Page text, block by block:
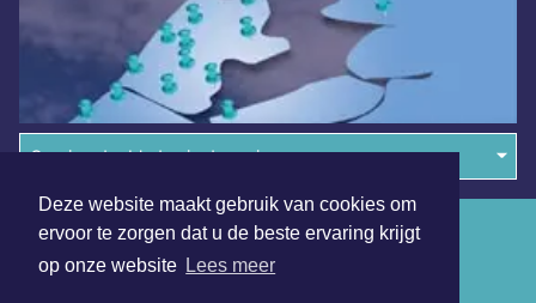
Deze website maakt gebruik van cookies om
ervoor te zorgen dat u de beste ervaring krijgt
op onze website Lees meer
Overige dagbladen in de regio
Algemene voorwaarden
Disclaimer